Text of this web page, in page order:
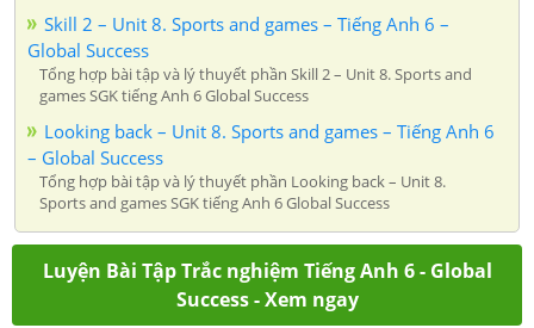
Skill 2 – Unit 8. Sports and games – Tiếng Anh 6 –
Global Success
Tổng hợp bài tập và lý thuyết phần Skill 2 – Unit 8. Sports and
games SGK tiếng Anh 6 Global Success
Looking back – Unit 8. Sports and games – Tiếng Anh 6
– Global Success
Tổng hợp bài tập và lý thuyết phần Looking back – Unit 8.
Sports and games SGK tiếng Anh 6 Global Success
Luyện Bài Tập Trắc nghiệm Tiếng Anh 6 - Global
Success - Xem ngay